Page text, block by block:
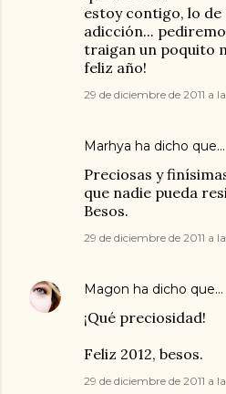
estoy contigo, lo
adicción...
traigan un poquito
feliz año!
29 de diciembre de 2011 a
Marhya ha dicho que…
Preciosas y
que nadie pueda
Besos.
29 de diciembre de 2011 a
Magon ha dicho que…
¡Qué preciosidad!
Feliz 2012, besos.
29 de diciembre de 2011 a